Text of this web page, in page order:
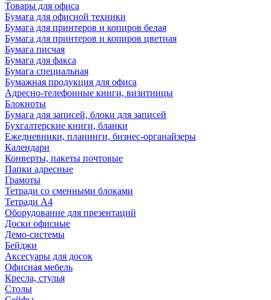
Товары для офиса
Бумага для офисной техники
Бумага для принтеров и копиров белая
Бумага для принтеров и копиров цветная
Бумага писчая
Бумага для факса
Бумага специальная
Бумажная продукция для офиса
Адресно-телефонные книги, визитницы
Блокноты
Бумага для записей, блоки для записей
Бухгалтерские книги, бланки
Ежедневники, планинги, бизнес-органайзеры
Календари
Конверты, пакеты почтовые
Папки адресные
Грамоты
Тетради со сменными блоками
Тетради А4
Оборудование для презентаций
Доски офисные
Демо-системы
Бейджи
Аксесуары для досок
Офисная мебель
Кресла, стулья
Столы